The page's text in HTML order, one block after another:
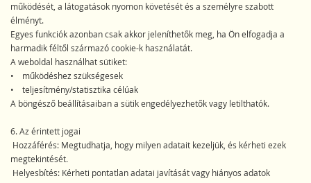
működését, a látogatások nyomon követését és a személyre szabott
élményt.
Egyes funkciók azonban csak akkor jeleníthetők meg, ha Ön elfogadja a
harmadik féltől származó cookie-k használatát.
A weboldal használhat sütiket:
• működéshez szükségesek
• teljesítmény/statisztika célúak
A böngésző beállításaiban a sütik engedélyezhetők vagy letilthatók.
6. Az érintett jogai
Hozzáférés: Megtudhatja, hogy milyen adatait kezeljük, és kérheti ezek
megtekintését.
Helyesbítés: Kérheti pontatlan adatai javítását vagy hiányos adatok